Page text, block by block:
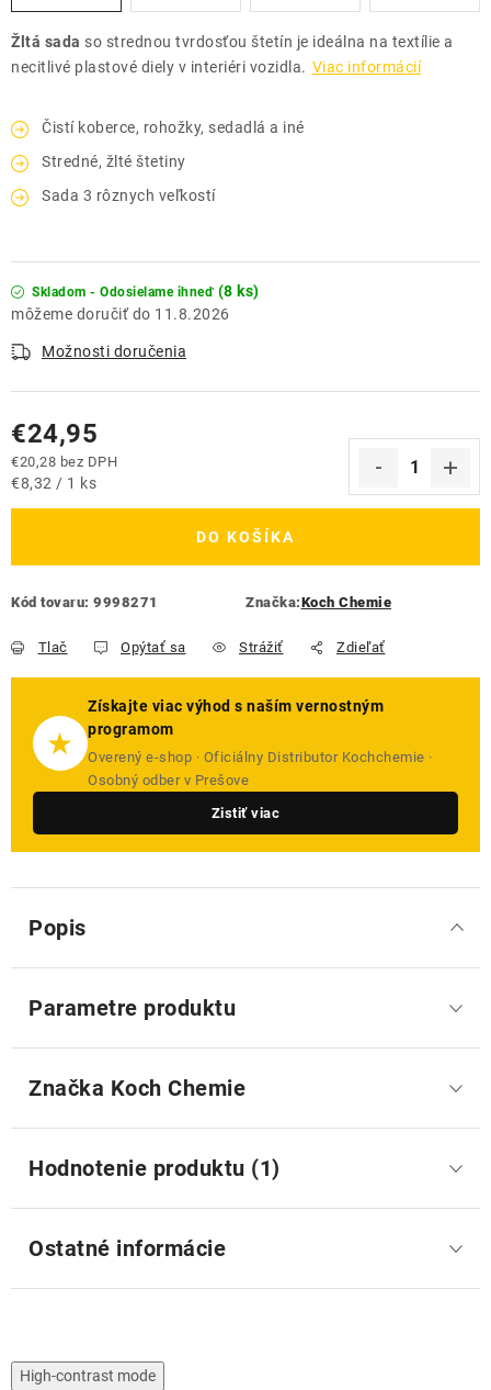
Žltá sada so strednou tvrdosťou štetín je ideálna na textílie a
necitlivé plastové diely v interiéri vozidla. Viac informácií
Čistí koberce, rohožky, sedadlá a iné
Stredné, žlté štetiny
Sada 3 rôznych veľkostí
Skladom - Odosielame ihneď (8 ks)
11.8.2026
Možnosti doručenia
€24,95
€20,28 bez DPH
Jednotková cena:
€8,32 / 1 ks
DO KOŠÍKA
Kód tovaru: 9998271 Značka:Koch Chemie
Tlač Opýtať sa Strážiť Zdieľať
★
Získajte viac výhod s naším vernostným
programom
Overený e-shop · Oficiálny Distributor Kochchemie ·
Osobný odber v Prešove
Zistiť viac
Popis
Parametre produktu
Značka Koch Chemie
Hodnotenie produktu (1)
Ostatné informácie
High-contrast mode